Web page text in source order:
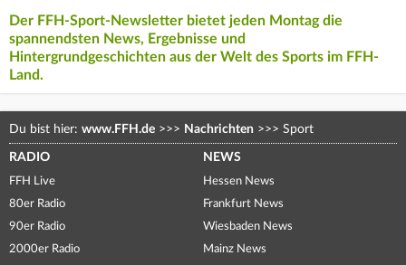
Der FFH-Sport-Newsletter bietet jeden Montag die
spannendsten News, Ergebnisse und
Hintergrundgeschichten aus der Welt des Sports im FFH-
Land.
Du bist hier: www.FFH.de >>> Nachrichten >>> Sport
RADIO
FFH Live
80er Radio
90er Radio
2000er Radio
NEWS
Hessen News
Frankfurt News
Wiesbaden News
Mainz News